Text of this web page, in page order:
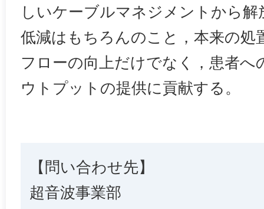
しいケーブルマネジメントから
低減はもちろんのこと，本来の処
フローの向上だけでなく，患者へ
ウトプットの提供に貢献する。
【問い合わせ先】
超音波事業部